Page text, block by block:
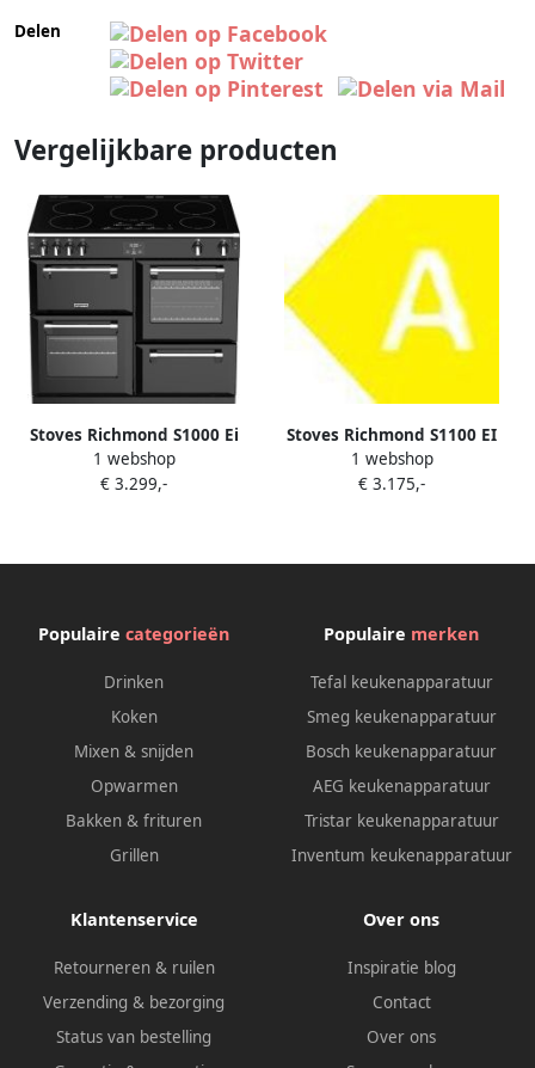
Delen
Vergelijkbare producten
Stoves Richmond S1000 Ei
Range-fornuis
Inductiekookplaat zones
1 webshop
€ 3.299,-
Stoves Richmond S1100 EI
DeLuxe Range-fornuis
Inductiekookplaat zones
1 webshop
€ 3.175,-
Populaire categorieën
Drinken
Koken
Mixen & snijden
Opwarmen
Bakken & frituren
Grillen
Populaire merken
Tefal keukenapparatuur
Smeg keukenapparatuur
Bosch keukenapparatuur
AEG keukenapparatuur
Tristar keukenapparatuur
Inventum keukenapparatuur
Klantenservice
Retourneren & ruilen
Verzending & bezorging
Status van bestelling
Over ons
Inspiratie blog
Contact
Over ons